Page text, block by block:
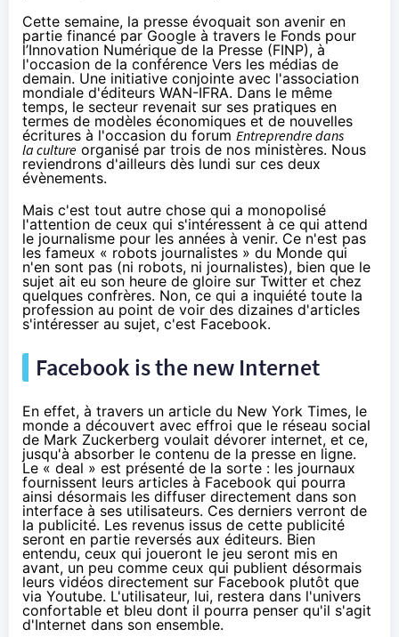
Cette semaine, la presse évoquait son avenir en
partie financé par Google à travers le Fonds pour
l’Innovation Numérique de la Presse (FINP), à
l'occasion de la conférence Vers les médias de
demain. Une initiative conjointe avec l'association
mondiale d'éditeurs WAN-IFRA. Dans le même
temps, le secteur revenait sur ses pratiques en
termes de modèles économiques et de nouvelles
écritures à l'occasion du forum Entreprendre dans
la culture organisé par trois de nos ministères. Nous
reviendrons d'ailleurs dès lundi sur ces deux
évènements.
Mais c'est tout autre chose qui a monopolisé
l'attention de ceux qui s'intéressent à ce qui attend
le journalisme pour les années à venir. Ce n'est pas
les fameux « robots journalistes » du Monde qui
n'en sont pas (ni robots, ni journalistes), bien que le
sujet ait eu son heure de gloire sur Twitter et chez
quelques confrères. Non, ce qui a inquiété toute la
profession au point de voir des dizaines d'articles
s'intéresser au sujet, c'est Facebook.
Facebook is the new Internet
En effet, à travers un article du New York Times, le
monde a découvert avec effroi que le réseau social
de Mark Zuckerberg voulait dévorer internet, et ce,
jusqu'à absorber le contenu de la presse en ligne.
Le « deal » est présenté de la sorte : les journaux
fournissent leurs articles à Facebook qui pourra
ainsi désormais les diffuser directement dans son
interface à ses utilisateurs. Ces derniers verront de
la publicité. Les revenus issus de cette publicité
seront en partie reversés aux éditeurs. Bien
entendu, ceux qui joueront le jeu seront mis en
avant, un peu comme ceux qui publient désormais
leurs vidéos directement sur Facebook plutôt que
via Youtube. L'utilisateur, lui, restera dans l'univers
confortable et bleu dont il pourra penser qu'il s'agit
d'Internet dans son ensemble.